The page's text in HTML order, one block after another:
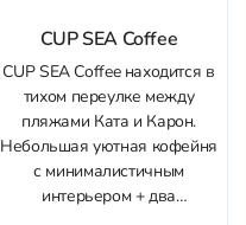
CUP SEA Coffee
CUP SEA Coffee находится в
тихом переулке между
пляжами Ката и Карон.
Небольшая уютная кофейня
с минималистичным
интерьером + два